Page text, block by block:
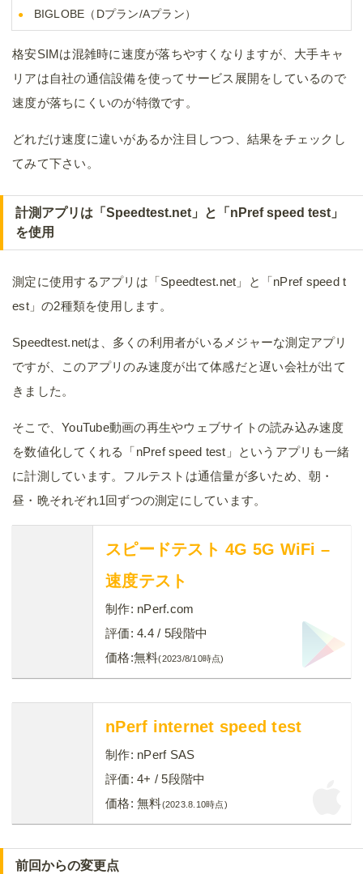
BIGLOBE（Dプラン/Aプラン）
格安SIMは混雑時に速度が落ちやすくなりますが、大手キャ
リアは自社の通信設備を使ってサービス展開をしているので
速度が落ちにくいのが特徴です。
どれだけ速度に違いがあるか注目しつつ、結果をチェックし
てみて下さい。
計測アプリは「Speedtest.net」と「nPref speed test」
を使用
測定に使用するアプリは「Speedtest.net」と「nPref speed t
est」の2種類を使用します。
Speedtest.netは、多くの利用者がいるメジャーな測定アプリ
ですが、このアプリのみ速度が出て体感だと遅い会社が出て
きました。
そこで、YouTube動画の再生やウェブサイトの読み込み速度
を数値化してくれる「nPref speed test」というアプリも一緒
に計測しています。フルテストは通信量が多いため、朝・
昼・晩それぞれ1回ずつの測定にしています。
スピードテスト 4G 5G WiFi –
速度テスト
制作: nPerf.com
評価: 4.4/ 5段階中
価格:無料(2023/8/10時点)
nPerf internet speed test
制作: nPerf SAS
評価: 4+ / 5段階中
価格: 無料(2023.8.10時点)
前回からの変更点